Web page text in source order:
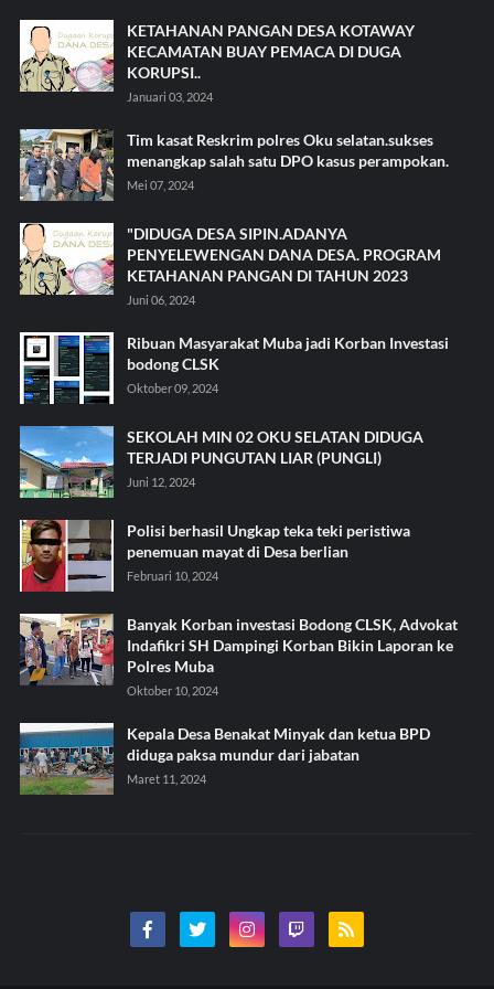
KETAHANAN PANGAN DESA KOTAWAY
KECAMATAN BUAY PEMACA DI DUGA
KORUPSI..
Januari 03, 2024
Tim kasat Reskrim polres Oku selatan.sukses
menangkap salah satu DPO kasus perampokan.
Mei 07, 2024
"DIDUGA DESA SIPIN.ADANYA
PENYELEWENGAN DANA DESA. PROGRAM
KETAHANAN PANGAN DI TAHUN 2023
Juni 06, 2024
Ribuan Masyarakat Muba jadi Korban Investasi
bodong CLSK
Oktober 09, 2024
SEKOLAH MIN 02 OKU SELATAN DIDUGA
TERJADI PUNGUTAN LIAR (PUNGLI)
Juni 12, 2024
Polisi berhasil Ungkap teka teki peristiwa
penemuan mayat di Desa berlian
Februari 10, 2024
Banyak Korban investasi Bodong CLSK, Advokat
Indafikri SH Dampingi Korban Bikin Laporan ke
Polres Muba
Oktober 10, 2024
Kepala Desa Benakat Minyak dan ketua BPD
diduga paksa mundur dari jabatan
Maret 11, 2024